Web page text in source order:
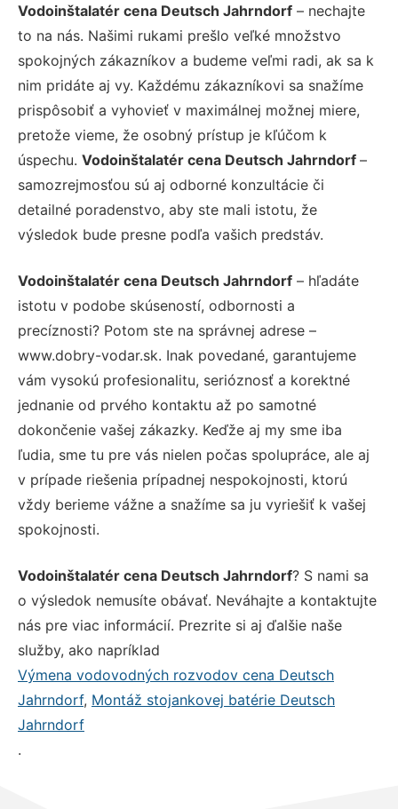
Vodoinštalatér cena Deutsch Jahrndorf – nechajte
to na nás. Našimi rukami prešlo veľké množstvo
spokojných zákazníkov a budeme veľmi radi, ak sa k
nim pridáte aj vy. Každému zákazníkovi sa snažíme
prispôsobiť a vyhovieť v maximálnej možnej miere,
pretože vieme, že osobný prístup je kľúčom k
úspechu. Vodoinštalatér cena Deutsch Jahrndorf –
samozrejmosťou sú aj odborné konzultácie či
detailné poradenstvo, aby ste mali istotu, že
výsledok bude presne podľa vašich predstáv.
Vodoinštalatér cena Deutsch Jahrndorf – hľadáte
istotu v podobe skúseností, odbornosti a
precíznosti? Potom ste na správnej adrese –
www.dobry-vodar.sk. Inak povedané, garantujeme
vám vysokú profesionalitu, serióznosť a korektné
jednanie od prvého kontaktu až po samotné
dokončenie vašej zákazky. Keďže aj my sme iba
ľudia, sme tu pre vás nielen počas spolupráce, ale aj
v prípade riešenia prípadnej nespokojnosti, ktorú
vždy berieme vážne a snažíme sa ju vyriešiť k vašej
spokojnosti.
Vodoinštalatér cena Deutsch Jahrndorf? S nami sa
o výsledok nemusíte obávať. Neváhajte a kontaktujte
nás pre viac informácií. Prezrite si aj ďalšie naše
služby, ako napríklad
Výmena vodovodných rozvodov cena Deutsch
Jahrndorf, Montáž stojankovej batérie Deutsch
Jahrndorf
.